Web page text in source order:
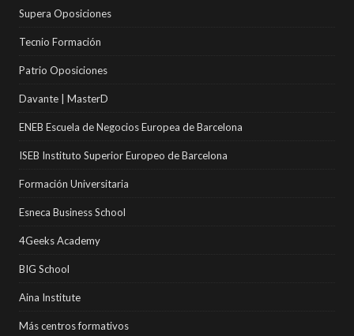
Supera Oposiciones
Tecnio Formación
Patrio Oposiciones
Davante | MasterD
ENEB Escuela de Negocios Europea de Barcelona
ISEB Instituto Superior Europeo de Barcelona
Formación Universitaria
Esneca Business School
4Geeks Academy
BIG School
Aina Institute
Más centros formativos